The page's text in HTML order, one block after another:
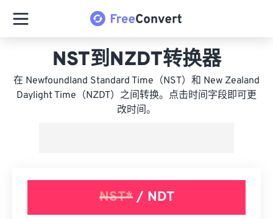
NST到NZDT转换器
在 Newfoundland Standard Time（NST）和 New Zealand
Daylight Time（NZDT）之间转换。点击时间字段即可更
改时间。
NST*/ NDT